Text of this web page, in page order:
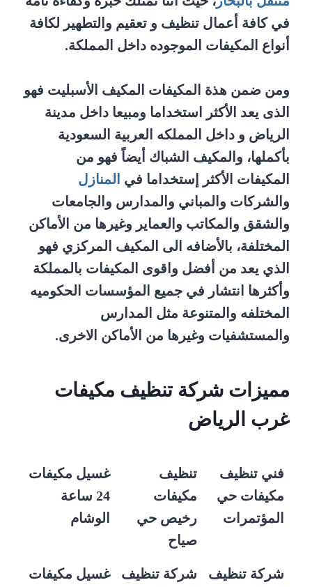
في كافة أعمال تنظيف و تعقيم والتطهير لكافة
أنواع المكيفات الموجوده داخل المملكة.
ومن ضمن هذة المكيفات المكيف الأسبليت فهو
الذى يعد الأكثر استخداما ومبيعا داخل مدينة
الرياض و داخل المملكه العربية السعودية
بأكملها، والمكيف الشباك أيضاً فهو من
المكيفات الأكثر إستخداما في المنازل
والشركات والمباني والمدارس والجامعات
والشقق والمكاتب والعماير وغيرها من الأماكن
المختلفة، بالأضافه الى المكيف المركزي فهو
الذي يعد من أفضل واقوى المكيفات بالمملكة
وأكثرها انتشار في جميع المؤسسات الحكوميه
المختلفه والمتنوعة مثل المدارس
والمستشفيات وغيرها من الأماكن الاخرى.
مميزات شركة تنظيف مكيفات
غرب الرياض
فني تنظيف
مكيفات حي
المؤتمرات
تنظيف
مكيفات
رخيص حي
صياح
غسيل مكيفات
24 ساعة
الوشام
شركة تنظيف
شركة تنظيف
غسيل مكيفات